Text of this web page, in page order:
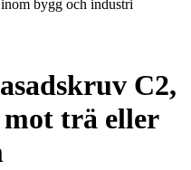
C2,
trä eller